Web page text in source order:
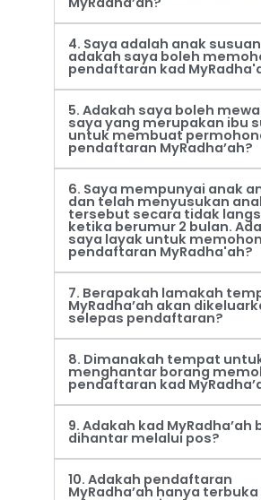
4. Saya adalah anak
adakah saya boleh
pendaftaran kad
5. Adakah saya boleh
saya yang merupakan ibu
untuk membuat
pendaftaran MyRadha’ah?
6. Saya mempunyai anak
dan telah menyusukan
tersebut secara tidak
ketika berumur 2 bulan.
saya layak untuk memohon
pendaftaran MyRadha'ah?
7. Berapakah lamakah
MyRadha’ah akan
selepas pendaftaran?
8. Dimanakah tempat
menghantar borang
pendaftaran kad
9. Adakah kad MyRadha’ah
dihantar melalui pos?
10. Adakah pendaftaran
MyRadha’ah hanya